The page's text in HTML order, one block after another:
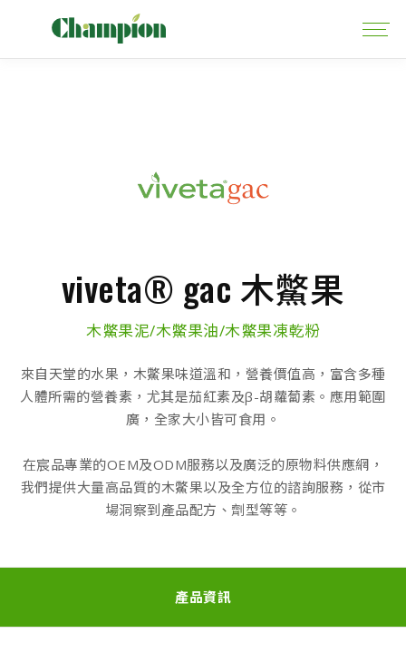
viveta® gac 木鱉果
木鱉果泥/木鱉果油/木鱉果凍乾粉
來自天堂的水果，木鱉果味道溫和，營養價值高，富含多種
人體所需的營養素，尤其是茄紅素及β-胡蘿蔔素。應用範圍
廣，全家大小皆可食用。
在宸品專業的OEM及ODM服務以及廣泛的原物料供應網，
我們提供大量高品質的木鱉果以及全方位的諮詢服務，從市
場洞察到產品配方、劑型等等。
產品資訊